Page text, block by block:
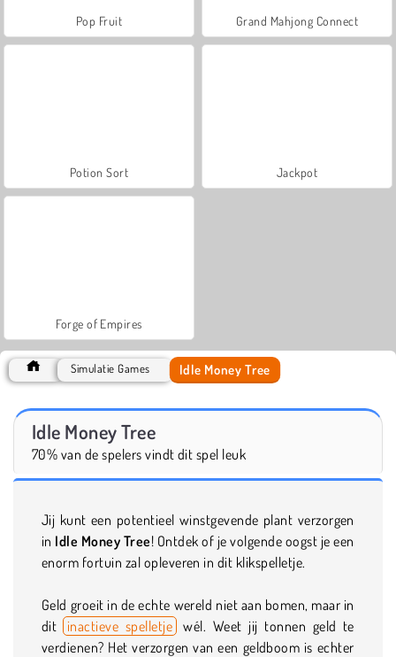
Pop Fruit Grand Mahjong Connect
Potion Sort Jackpot
Forge of Empires
Simulatie Games Idle Money Tree
Idle Money Tree
70% van de spelers vindt dit spel leuk
Jij kunt een potentieel winstgevende plant verzorgen
in Idle Money Tree! Ontdek of je volgende oogst je een
enorm fortuin zal opleveren in dit klikspelletje.
Geld groeit in de echte wereld niet aan bomen, maar in
dit
inactieve spelletje wél. Weet jij tonnen geld te
verdienen? Het verzorgen van een geldboom is echter